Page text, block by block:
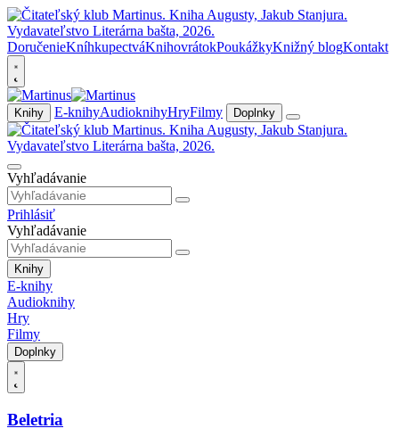
DoručenieKníhkupectváKnihovrátokPoukážkyKnižný blogKontakt
Knihy E-knihyAudioknihyHryFilmy Doplnky
Vyhľadávanie
Prihlásiť
Vyhľadávanie
Knihy
E-knihy
Audioknihy
Hry
Filmy
Doplnky
Beletria